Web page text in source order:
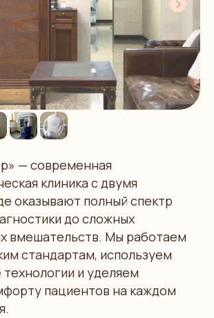
— современная
клиника с двумя
оказывают полный спектр
до сложных
вмешательств. Мы работаем
стандартам, используем
и уделяем
пациентов на каждом